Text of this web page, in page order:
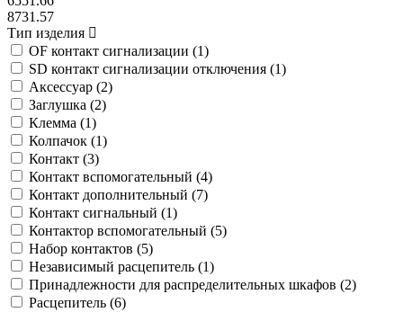
8731.57
Тип изделия
OF контакт сигнализации (1)
SD контакт сигнализации отключения (1)
Аксессуар (2)
Заглушка (2)
Клемма (1)
Колпачок (1)
Контакт (3)
Контакт вспомогательный (4)
Контакт дополнительный (7)
Контакт сигнальный (1)
Контактор вспомогательный (5)
Набор контактов (5)
Независимый расцепитель (1)
Принадлежности для распределительных шкафов (2)
Расцепитель (6)